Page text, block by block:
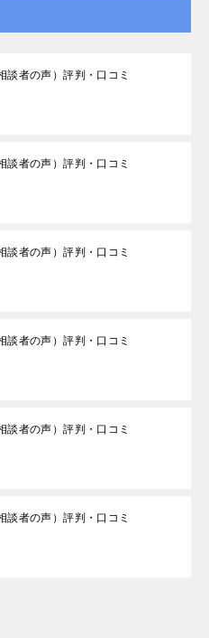
談者の声）評判・口コミ
談者の声）評判・口コミ
談者の声）評判・口コミ
談者の声）評判・口コミ
談者の声）評判・口コミ
談者の声）評判・口コミ